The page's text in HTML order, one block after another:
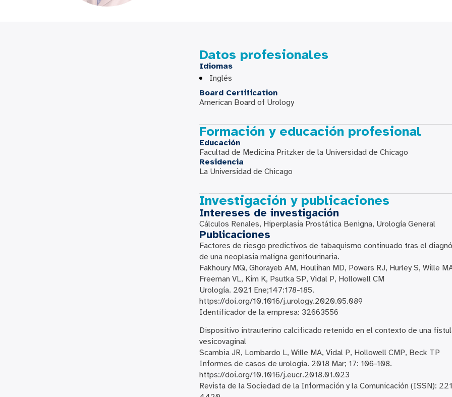
Datos profesionales
Idiomas
Inglés
Board Certification
American Board of Urology
Formación y educación profesional
Educación
Facultad de Medicina Pritzker de la Universidad de Chicago
Residencia
La Universidad de Chicago
Investigación y publicaciones
Intereses de investigación
Cálculos Renales, Hiperplasia Prostática Benigna, Urología General
Publicaciones
Factores de riesgo predictivos de tabaquismo continuado tras el
de una neoplasia maligna genitourinaria.
Fakhoury MQ, Ghorayeb AM, Houlihan MD, Powers RJ, Hurley S, Wille
Freeman VL, Kim K, Psutka SP, Vidal P, Hollowell CM
Urología. 2021 Ene;147:178-185.
https://doi.org/10.1016/j.urology.2020.05.089
Identificador de la empresa: 32663556
Dispositivo intrauterino calcificado retenido en el contexto de una
vesicovaginal
Scambia JR, Lombardo L, Wille MA, Vidal P, Hollowell CMP, Beck TP
Informes de casos de urología. 2018 Mar; 17: 106-108.
https://doi.org/10.1016/j.eucr.2018.01.023
Revista de la Sociedad de la Información y la Comunicación (ISSN):